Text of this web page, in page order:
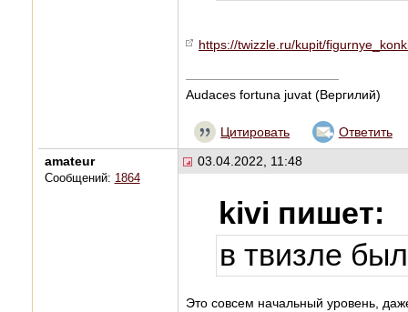
https://twizzle.ru/kupit/
Audaces fortuna juvat (Вергилий)
Цитировать Ответить
amateur
Сообщений: 1864
03.04.2022, 11:48
kivi пишет:
в твизле
Это совсем начальный уровень,